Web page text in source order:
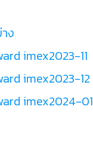
ง
imex2023-11
imex2023-12
imex2024-01